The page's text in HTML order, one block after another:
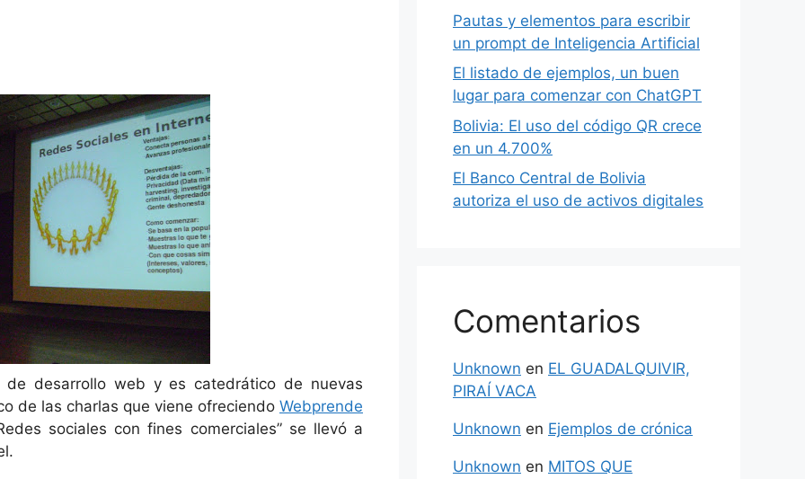
de desarrollo web y es catedrático de nuevas
de las charlas que viene ofreciendo Webprende
sociales con fines comerciales” se llevó a
Pautas y elementos para escribir
un prompt de Inteligencia Artificial
El listado de ejemplos, un buen
lugar para comenzar con ChatGPT
Bolivia: El uso del código QR crece
en un 4.700%
El Banco Central de Bolivia
autoriza el uso de activos digitales
Comentarios
Unknown en EL GUADALQUIVIR,
PIRAÍ VACA
Unknown en Ejemplos de crónica
Unknown en MITOS QUE